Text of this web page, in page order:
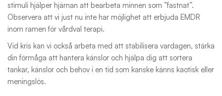
stimuli hjälper hjärnan att bearbeta minnen som ”fastnat”.
Observera att vi just nu inte har möjlighet att erbjuda EMDR
inom ramen för vårdval terapi.
Vid kris kan vi också arbeta med att stabilisera vardagen, stärka
din förmåga att hantera känslor och hjälpa dig att sortera
tankar, känslor och behov i en tid som kanske känns kaotisk eller
meningslös.